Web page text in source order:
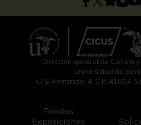
Dirección general de Cultura
Universidad de
C/ S. Fernando, 4, C.P. 41004-
Fondos
Exposiciones